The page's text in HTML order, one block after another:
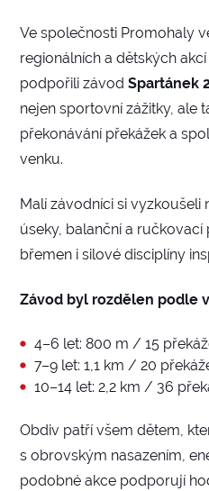
Ve společnosti Promohaly
regionálních a dětských
podpořili závod Spartánek
nejen sportovní zážitky, ale
překonávání překážek a
venku.
Malí závodníci si vyzkoušeli
úseky, balanční a ručkovací
břemen i silové disciplíny
Závod byl rozdělen podle
4–6 let: 800 m / 15
7–9 let: 1,1 km / 20
10–14 let: 2,2 km / 36
Obdiv patří všem dětem,
s obrovským nasazením,
podobné akce podporují